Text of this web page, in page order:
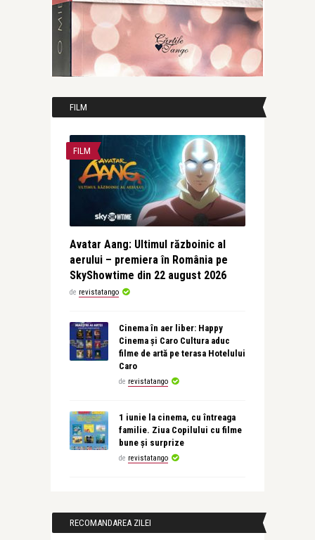
FILM
FILM
Avatar Aang: Ultimul războinic al
aerului – premiera în România pe
SkyShowtime din 22 august 2026
de revistatango
Cinema în aer liber: Happy
Cinema și Caro Cultura aduc
filme de artă pe terasa Hotelului
Caro
de revistatango
1 iunie la cinema, cu întreaga
familie. Ziua Copilului cu filme
bune și surprize
de revistatango
RECOMANDAREA ZILEI